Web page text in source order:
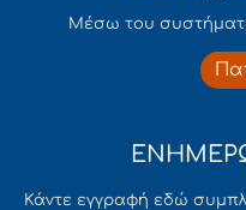
Mέσω του
Κάντε εγγραφή εδώ